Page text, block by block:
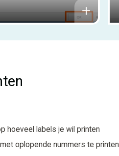
hoeveel labels je wil printen
oplopende nummers te printen